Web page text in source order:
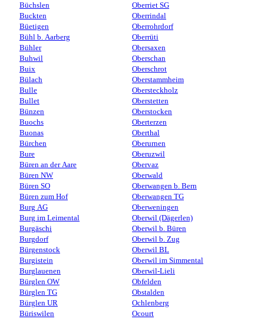
Büchslen
Buckten
Büetigen
Bühl b. Aarberg
Bühler
Buhwil
Buix
Bülach
Bulle
Bullet
Bünzen
Buochs
Buonas
Bürchen
Bure
Büren an der Aare
Büren NW
Büren SO
Büren zum Hof
Burg AG
Burg im Leimental
Burgäschi
Burgdorf
Bürgenstock
Burgistein
Burglauenen
Bürglen OW
Bürglen TG
Bürglen UR
Büriswilen
Oberriet SG
Oberrindal
Oberrohrdorf
Oberrüti
Obersaxen
Oberschan
Oberschrot
Oberstammheim
Obersteckholz
Oberstetten
Oberstocken
Oberterzen
Oberthal
Oberurnen
Oberuzwil
Obervaz
Oberwald
Oberwangen b. Bern
Oberwangen TG
Oberweningen
Oberwil (Dägerlen)
Oberwil b. Büren
Oberwil b. Zug
Oberwil BL
Oberwil im Simmental
Oberwil-Lieli
Obfelden
Obstalden
Ochlenberg
Ocourt